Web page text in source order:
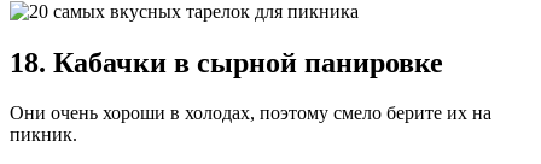
18. Кабачки в сырной панировке
Они очень хороши в холодах, поэтому смело берите их на
пикник.